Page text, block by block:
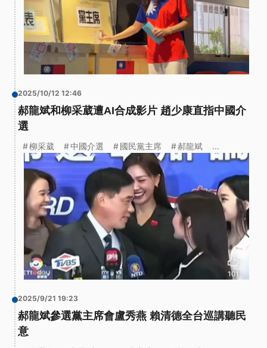
2025/10/12 12:46
郝龍斌和柳采葳遭AI合成影片 趙少康直指中國介
選
柳采葳 中國介選 國民黨主席 郝龍斌 ...
2025/9/21 19:23
郝龍斌參選黨主席會盧秀燕 賴清德全台巡講聽民
意